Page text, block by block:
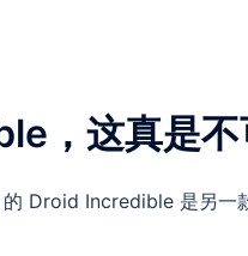
，这真是不
Droid Incredible 是另